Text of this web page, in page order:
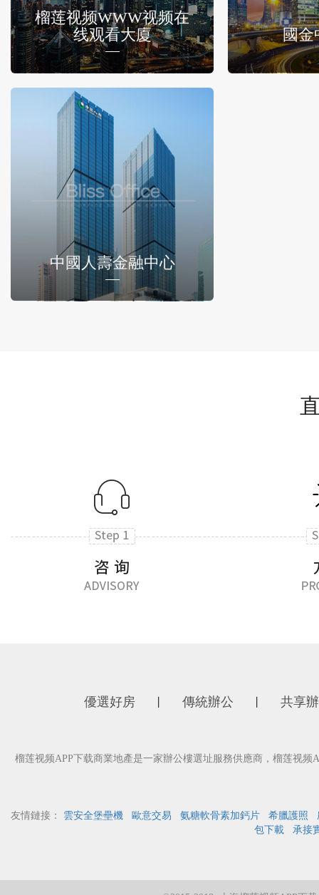
榴莲视频WWW视频在
线观看大廈
國金
中國人壽金融中心
優選好房 傳統辦公 共享
榴莲视频APP下载商業地產是一家辦公樓選址服務供應商，榴莲视频
友情鏈接： 雲安全堡壘機 歐意交易 氨糖軟骨素加鈣片 希臘護照
包下載
承接